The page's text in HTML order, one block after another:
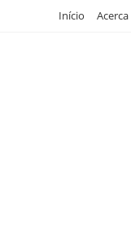
Início Acerca